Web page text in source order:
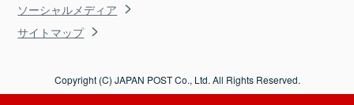
ソーシャルメディア
サイトマップ
Copyright (C) JAPAN POST Co., Ltd. All Rights Reserved.